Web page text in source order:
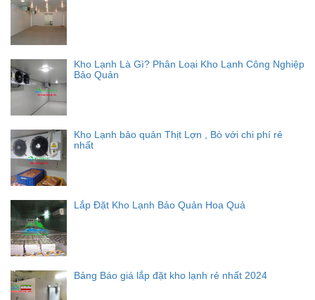
Kho Lạnh Là Gì? Phân Loại Kho Lạnh Công Nghiệp
Bảo Quản
Kho Lạnh bảo quản Thịt Lợn , Bò với chi phí rẻ
nhất
Lắp Đặt Kho Lạnh Bảo Quản Hoa Quả
Bảng Báo giá lắp đặt kho lạnh rẻ nhất 2024